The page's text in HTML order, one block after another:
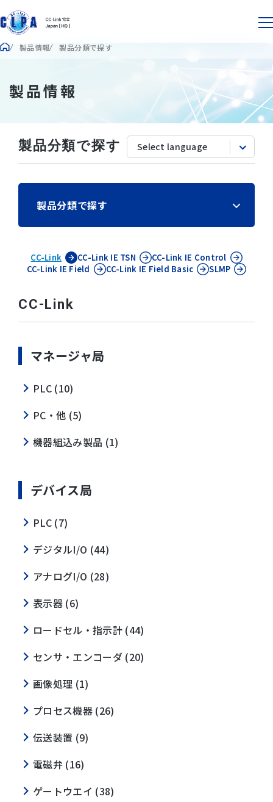
製品情報 製品分類で探す
製品情報
製品分類で探す
製品分類で探す
CC-Link CC-Link IE TSN CC-Link IE Control
CC-Link IE Field CC-Link IE Field Basic SLMP
CC-Link
マネージャ局
PLC (10)
PC・他 (5)
機器組込み製品 (1)
デバイス局
PLC (7)
デジタルI/O (44)
アナログI/O (28)
表示器 (6)
ロードセル・指示計 (44)
センサ・エンコーダ (20)
画像処理 (1)
プロセス機器 (26)
伝送装置 (9)
電磁弁 (16)
ゲートウエイ (38)